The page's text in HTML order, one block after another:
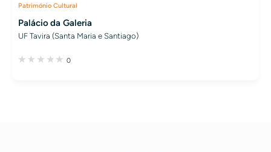
Património Cultural
Palácio da Galeria
UF Tavira (Santa Maria e Santiago)
0